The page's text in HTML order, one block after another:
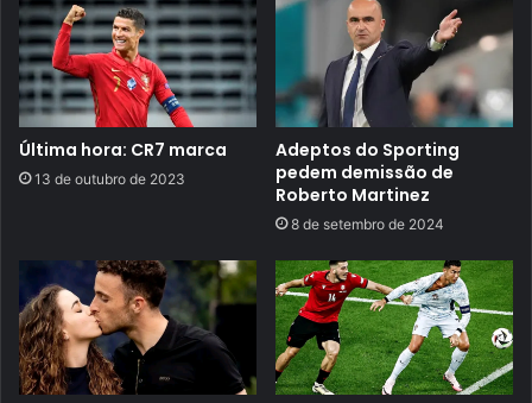
Última hora: CR7 marca
13 de outubro de 2023
Adeptos do Sporting
pedem demissão de
Roberto Martinez
8 de setembro de 2024